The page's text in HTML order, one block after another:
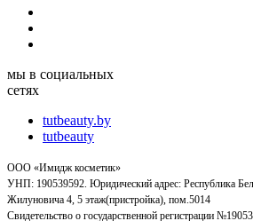
мы в социальных
сетях
tutbeauty.by
tutbeauty
ООО «Имидж косметик»
УНП: 190539592. Юридический адрес: Республика
Жилуновича 4, 5 этаж(пристройка), пом.5014
Свидетельство о государственной регистрации